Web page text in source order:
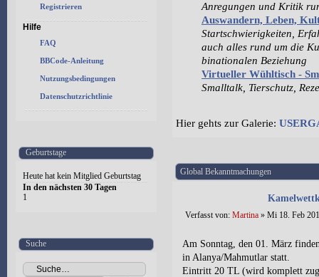
Registrieren
Hilfe
FAQ
BBCode-Anleitung
Nutzungsbedingungen
Datenschutzrichtlinie
Geburtstage
Heute hat kein Mitglied Geburtstag
In den nächsten 30 Tagen
1
Suche
Anregungen und Kritik
Auswandern, Leben,
Startschwierigkeiten,
auch alles rund um die
binationalen Beziehung
Virtueller Wühltisch -
Smalltalk, Tierschutz,
Hier gehts zur Galerie:
Global Bekanntmachungen
Verfasst von: Martina » Mi 18. Feb
Am Sonntag, den 01. März
in Alanya/Mahmutlar statt.
Eintritt 20 TL (wird komplett